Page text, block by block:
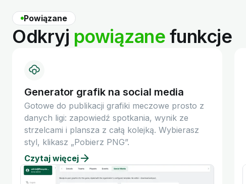
Powiązane
Odkryj powiązane funkcje
Generator grafik na social media
Gotowe do publikacji grafiki meczowe prosto z
danych ligi: zapowiedź spotkania, wynik ze
strzelcami i plansza z całą kolejką. Wybierasz
styl, klikasz „Pobierz PNG”.
Czytaj więcej